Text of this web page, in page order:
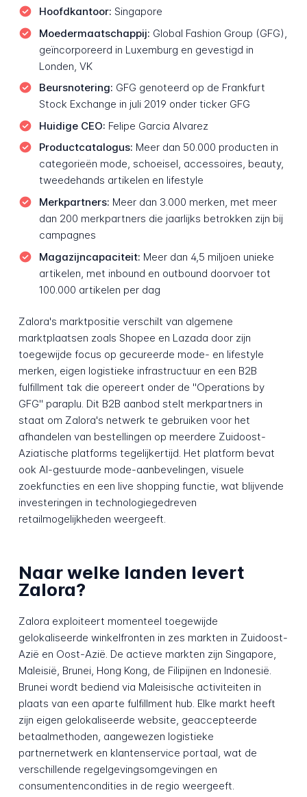
Hoofdkantoor: Singapore
Moedermaatschappij: Global Fashion Group (GFG),
geïncorporeerd in Luxemburg en gevestigd in
Londen, VK
Beursnotering: GFG genoteerd op de Frankfurt
Stock Exchange in juli 2019 onder ticker GFG
Huidige CEO: Felipe Garcia Alvarez
Productcatalogus: Meer dan 50.000 producten in
categorieën mode, schoeisel, accessoires, beauty,
tweedehands artikelen en lifestyle
Merkpartners: Meer dan 3.000 merken, met meer
dan 200 merkpartners die jaarlijks betrokken zijn bij
campagnes
Magazijncapaciteit: Meer dan 4,5 miljoen unieke
artikelen, met inbound en outbound doorvoer tot
100.000 artikelen per dag
Zalora's marktpositie verschilt van algemene
marktplaatsen zoals Shopee en Lazada door zijn
toegewijde focus op gecureerde mode- en lifestyle
merken, eigen logistieke infrastructuur en een B2B
fulfillment tak die opereert onder de "Operations by
GFG" paraplu. Dit B2B aanbod stelt merkpartners in
staat om Zalora's netwerk te gebruiken voor het
afhandelen van bestellingen op meerdere Zuidoost-
Aziatische platforms tegelijkertijd. Het platform bevat
ook AI-gestuurde mode-aanbevelingen, visuele
zoekfuncties en een live shopping functie, wat blijvende
investeringen in technologiegedreven
retailmogelijkheden weergeeft.
Naar welke landen levert
Zalora?
Zalora exploiteert momenteel toegewijde
gelokaliseerde winkelfronten in zes markten in Zuidoost-
Azië en Oost-Azië. De actieve markten zijn Singapore,
Maleisië, Brunei, Hong Kong, de Filipijnen en Indonesië.
Brunei wordt bediend via Maleisische activiteiten in
plaats van een aparte fulfillment hub. Elke markt heeft
zijn eigen gelokaliseerde website, geaccepteerde
betaalmethoden, aangewezen logistieke
partnernetwerk en klantenservice portaal, wat de
verschillende regelgevingsomgevingen en
consumentencondities in de regio weergeeft.